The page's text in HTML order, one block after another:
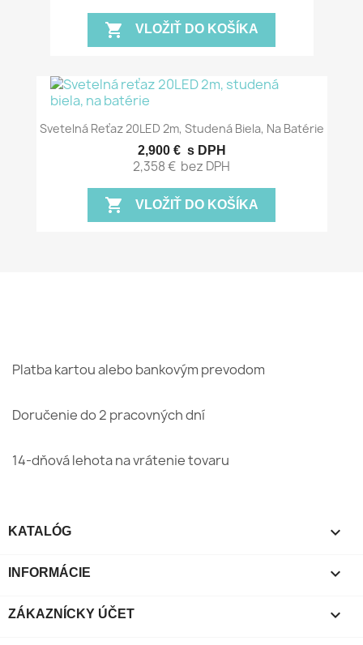
shopping_cart VLOŽIŤ DO KOŠÍKA
Svetelná Reťaz 20LED 2m, Studená Biela, Na Batérie
2,900 € s DPH
2,358 € bez DPH
shopping_cart VLOŽIŤ DO KOŠÍKA
Platba kartou alebo bankovým prevodom
Doručenie do 2 pracovných dní
14-dňová lehota na vrátenie tovaru
KATALÓG 
INFORMÁCIE 
ZÁKAZNÍCKY ÚČET 